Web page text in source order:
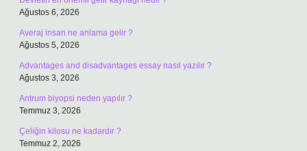
Ağustos 6, 2026
Averaj insan ne anlama gelir ?
Ağustos 5, 2026
Advantages and disadvantages essay nasıl yazılır ?
Ağustos 3, 2026
Antrum biyopsi neden yapılır ?
Temmuz 3, 2026
Çeliğin kilosu ne kadardır ?
Temmuz 2, 2026